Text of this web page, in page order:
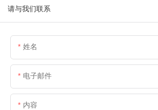
请与我们联系
姓名
电子邮件
内容